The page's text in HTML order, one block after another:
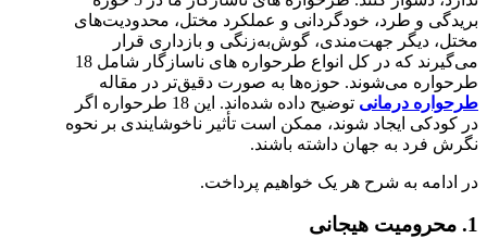
بریدگی و طرد، خودگردانی و عملکرد مختل، محدودیت‌های
مختل، دیگر جهت‌مندی، گوش‌به‌زنگی و بازداری قرار
می‌گیرند که در کل انواع طرحواره های ناسازگار شامل 18
طرحواره می‌شوند. حوزه‌ها به صورت دقیق‌تر در مقاله
طرحواره درمانی
توضیح داده شده‌اند. این 18 طرحواره اگر
در کودکی ایجاد شوند، ممکن است تأثیر ناخوشایندی بر نحوه
نگرش فرد به جهان داشته باشند.
در ادامه به شرح هر یک خواهیم پرداخت.
1. محرومیت هیجانی